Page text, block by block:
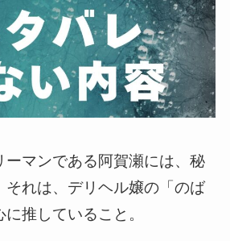
ーマンである阿賀瀬には、秘
それは、デリヘル嬢の「のば
推していること。